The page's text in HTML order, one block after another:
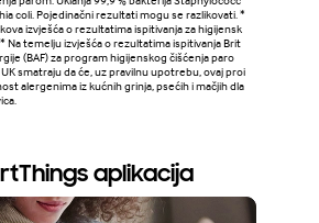
coli. Pojedinačni rezultati mogu se razlikovati. *
izvješća o rezultatima ispitivanja za higijensk
Na temelju izvješća o rezultatima ispitivanja Brit
(BAF) za program higijenskog čišćenja paro
smatraju da će, uz pravilnu upotrebu, ovaj proi
alergenima iz kućnih grinja, psećih i mačjih dla
aplikacija